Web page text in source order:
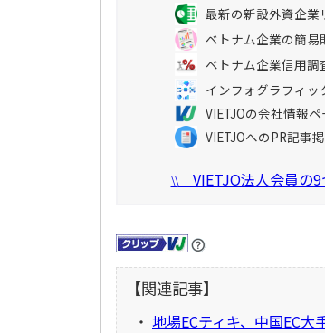
最新の新設外資企
ベトナム企業の簡易
ベトナム企業信用調
インフォグラフィ
VIETJOの会社情報
VIETJOへのPR記事
\\VIETJO法人会員の9
【関連記事】
・ 地場ECティキ、中国EC